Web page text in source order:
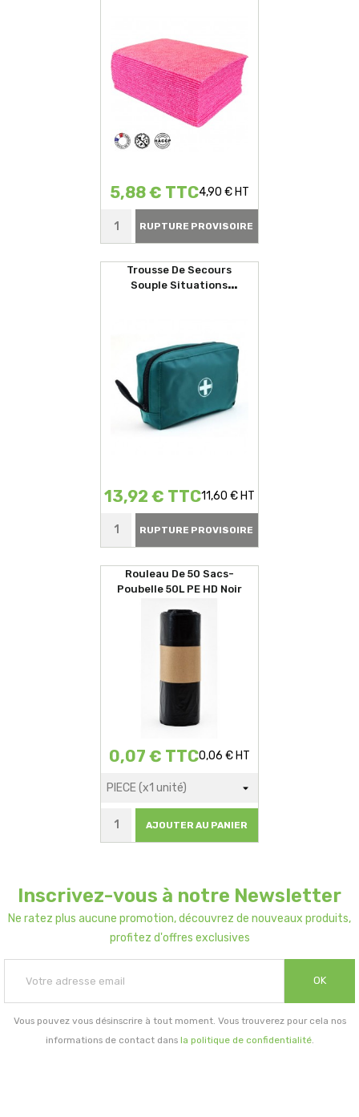
5,88 € TTC4,90 € HT
RUPTURE PROVISOIRE
Trousse De Secours
Souple Situations
13,92 € TTC11,60 € HT
RUPTURE PROVISOIRE
Rouleau De 50 Sacs-
Poubelle 50L PE HD Noir
0,07 € TTC0,06 € HT
AJOUTER AU PANIER
Inscrivez-vous à notre Newsletter
Ne ratez plus aucune promotion, découvrez de nouveaux produits,
profitez d'offres exclusives
OK
Vous pouvez vous désinscrire à tout moment. Vous trouverez pour cela nos
informations de contact dans la politique de confidentialité.